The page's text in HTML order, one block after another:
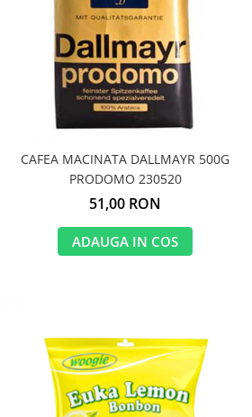
CAFEA MACINATA DALLMAYR 500G
PRODOMO 230520
51,00 RON
ADAUGA IN COS